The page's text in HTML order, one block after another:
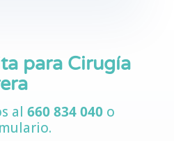
para Cirugía
al 660 834 040o